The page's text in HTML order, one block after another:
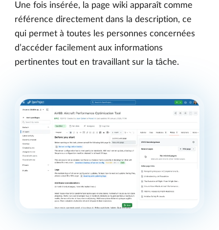
Une fois insérée, la page wiki apparaît comme
référence directement dans la description, ce
qui permet à toutes les personnes concernées
d’accéder facilement aux informations
pertinentes tout en travaillant sur la tâche.